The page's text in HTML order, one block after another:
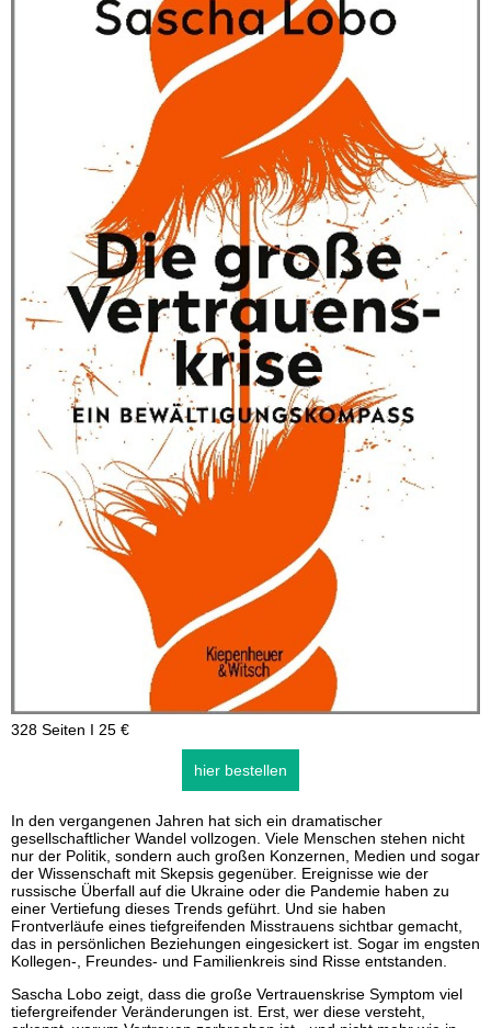
328 Seiten I 25 €
hier bestellen
In den vergangenen Jahren hat sich ein dramatischer
gesellschaftlicher Wandel vollzogen. Viele Menschen stehen nicht
nur der Politik, sondern auch großen Konzernen, Medien und sogar
der Wissenschaft mit Skepsis gegenüber. Ereignisse wie der
russische Überfall auf die Ukraine oder die Pandemie haben zu
einer Vertiefung dieses Trends geführt. Und sie haben
Frontverläufe eines tiefgreifenden Misstrauens sichtbar gemacht,
das in persönlichen Beziehungen eingesickert ist. Sogar im engsten
Kollegen-, Freundes- und Familienkreis sind Risse entstanden.
Sascha Lobo zeigt, dass die große Vertrauenskrise Symptom viel
tiefergreifender Veränderungen ist. Erst, wer diese versteht,